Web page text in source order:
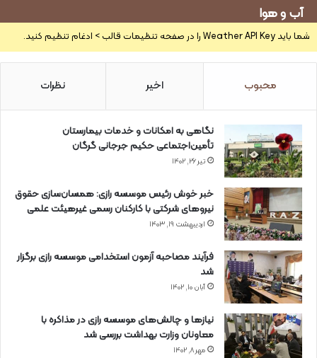
آب و هوا
شما باید Weather API Key را در صفحه تنظیمات قالب > ادغام تنظیم کنید.
محبوب اخیر نظرات
نگاهی به امکانات و خدمات بیمارستان
تأمین‌اجتماعی حکیم جرجانی گرگان
تیر ۲۶, ۱۴۰۲
خبر خوش رئیس موسسه رازی: همسان‌سازی حقوق
نیروهای شرکتی با کارکنان رسمی غیرهیئت علمی
اردیبهشت ۱۹, ۱۴۰۳
فرآیند مصاحبه آزمون استخدامی موسسه رازی برگزار
شد
آبان ۱۰, ۱۴۰۲
نیازها و چالش‌های موسسه رازی در مذاکره با
معاونان وزارت بهداشت بررسی شد
مهر ۸, ۱۴۰۲